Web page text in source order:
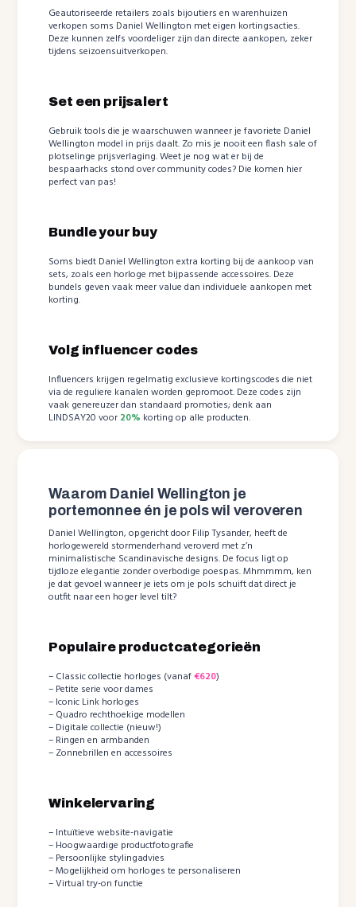
Geautoriseerde retailers zoals bijoutiers en warenhuizen
verkopen soms Daniel Wellington met eigen kortingsacties.
Deze kunnen zelfs voordeliger zijn dan directe aankopen, zeker
tijdens seizoensuitverkopen.
Set een prijsalert
Gebruik tools die je waarschuwen wanneer je favoriete Daniel
Wellington model in prijs daalt. Zo mis je nooit een flash sale of
plotselinge prijsverlaging. Weet je nog wat er bij de
bespaarhacks stond over community codes? Die komen hier
perfect van pas!
Bundle your buy
Soms biedt Daniel Wellington extra korting bij de aankoop van
sets, zoals een horloge met bijpassende accessoires. Deze
bundels geven vaak meer value dan individuele aankopen met
korting.
Volg influencer codes
Influencers krijgen regelmatig exclusieve kortingscodes die niet
via de reguliere kanalen worden gepromoot. Deze codes zijn
vaak genereuzer dan standaard promoties; denk aan
LINDSAY20 voor 20% korting op alle producten.
Waarom Daniel Wellington je
portemonnee én je pols wil veroveren
Daniel Wellington, opgericht door Filip Tysander, heeft de
horlogewereld stormenderhand veroverd met z’n
minimalistische Scandinavische designs. De focus ligt op
tijdloze elegantie zonder overbodige poespas. Mhmmmm, ken
je dat gevoel wanneer je iets om je pols schuift dat direct je
outfit naar een hoger level tilt?
Populaire productcategorieën
– Classic collectie horloges (vanaf€620)
– Petite serie voor dames
– Iconic Link horloges
– Quadro rechthoekige modellen
– Digitale collectie (nieuw!)
– Ringen en armbanden
– Zonnebrillen en accessoires
Winkelervaring
– Intuïtieve website-navigatie
– Hoogwaardige productfotografie
– Persoonlijke stylingadvies
– Mogelijkheid om horloges te personaliseren
– Virtual try-on functie ️